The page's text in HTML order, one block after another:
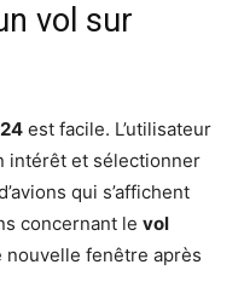
vol sur
est facile. L’utilisateur
intérêt et sélectionner
qui s’affichent
concernant le vol
nouvelle fenêtre après